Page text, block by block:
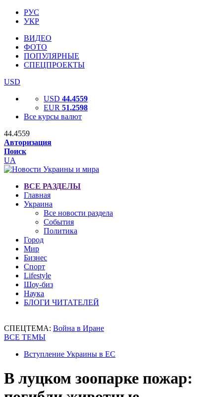
РУС
УКР
ВИДЕО
ФОТО
ПОПУЛЯРНЫЕ
СПЕЦПРОЕКТЫ
USD
USD 44.4559
EUR 51.2598
Все курсы валют
44.4559
Авторизация
Поиск
UA
ВСЕ РАЗДЕЛЫ
Главная
Украина
Все новости раздела
События
Политика
Город
Мир
Бизнес
Спорт
Lifestyle
Шоу-биз
Наука
БЛОГИ ЧИТАТЕЛЕЙ
СПЕЦТЕМА: Война в Иране
ВСЕ ТЕМЫ
Вступление Украины в ЕС
В луцком зоопарке пожар: